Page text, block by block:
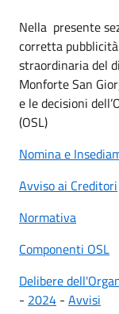
Nella presente
corretta
straordinaria del
Monforte San
e le decisioni
(OSL)
Nomina e
Avviso ai Creditori
Normativa
Componenti OSL
Delibere
- 2024 - Avvisi